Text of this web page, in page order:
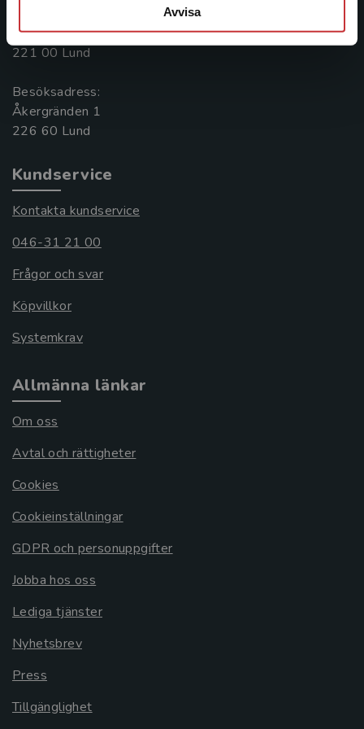
Avvisa
Box 141
221 00 Lund
Besöksadress:
Åkergränden 1
Kundservice
Kontakta kundservice
046-31 21 00
Frågor och svar
Köpvillkor
Systemkrav
Allmänna länkar
Om oss
Avtal och rättigheter
Cookies
Cookieinställningar
GDPR och personuppgifter
Jobba hos oss
Lediga tjänster
Nyhetsbrev
Press
Tillgänglighet